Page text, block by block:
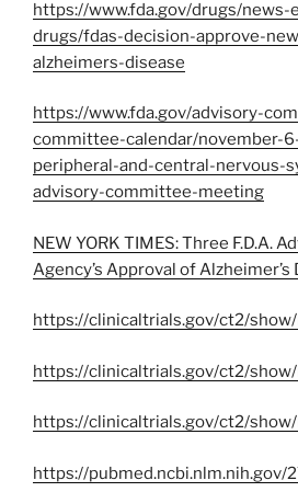
https://www.fda.gov/drugs/news-
drugs/fdas-decision-approve-
alzheimers-disease
https://www.fda.gov/advisory-
committee-calendar/november-
peripheral-and-central-nervous-
advisory-committee-meeting
NEW YORK TIMES: Three F.D.A.
Agency’s Approval of Alzheimer’s
https://clinicaltrials.gov/ct2/
https://clinicaltrials.gov/ct2/
https://clinicaltrials.gov/ct2/
https://pubmed.ncbi.nlm.nih.gov/